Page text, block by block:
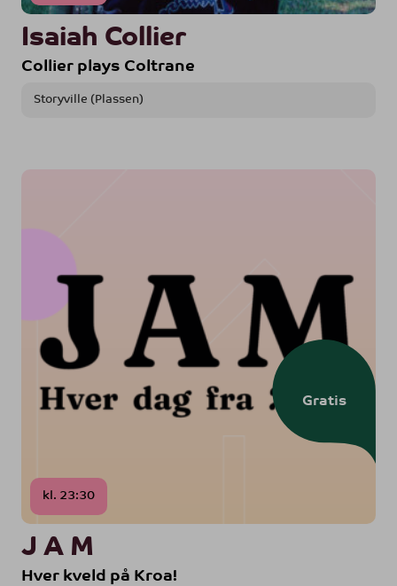
Isaiah Collier
Collier plays Coltrane
Storyville (Plassen)
kl. 23:30
Gratis
J A M
Hver kveld på Kroa!